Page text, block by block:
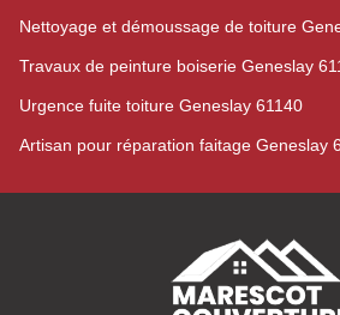
Nettoyage et démoussage de toiture
Travaux de peinture boiserie Geneslay
Urgence fuite toiture Geneslay 61140
Artisan pour réparation faitage Geneslay